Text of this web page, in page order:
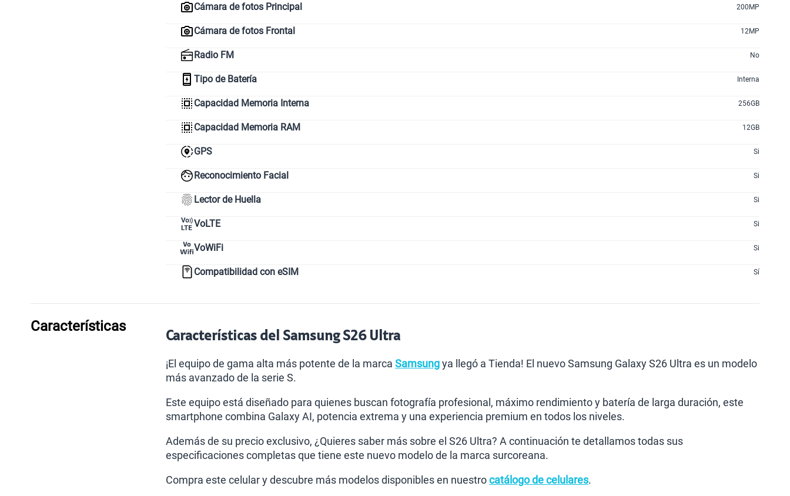
Cámara de fotos Principal 200MP
Cámara de fotos Frontal 12MP
Radio FM No
Tipo de Batería Interna
Capacidad Memoria Interna 256GB
Capacidad Memoria RAM 12GB
GPS Si
Reconocimiento Facial Si
Lector de Huella Si
VoLTE Si
VoWiFi Si
Compatibilidad con eSIM Sí
Características
Características del Samsung S26 Ultra
¡El equipo de gama alta más potente de la marca Samsungya llegó a Tienda! El nuevo Samsung Galaxy S26 Ultra es un modelo
más avanzado de la serie S.
Este equipo está diseñado para quienes buscan fotografía profesional, máximo rendimiento y batería de larga duración, este
smartphone combina Galaxy AI, potencia extrema y una experiencia premium en todos los niveles.
Además de su precio exclusivo, ¿Quieres saber más sobre el S26 Ultra? A continuación te detallamos todas sus
especificaciones completas que tiene este nuevo modelo de la marca surcoreana.
Compra este celular y descubre más modelos disponibles en nuestrocatálogo de celulares.